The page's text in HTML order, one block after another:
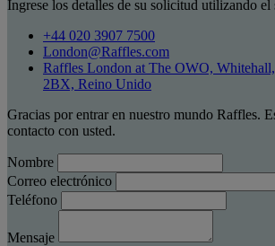
Ingrese los detalles de su solicitud utilizando
+44 020 3907 7500
London@Raffles.com
Raffles London at The OWO,
2BX, Reino Unido
Gracias por entrar en nuestro mundo Raffles.
contacto con usted.
Nombre
Correo electrónico
Teléfono
Mensaje